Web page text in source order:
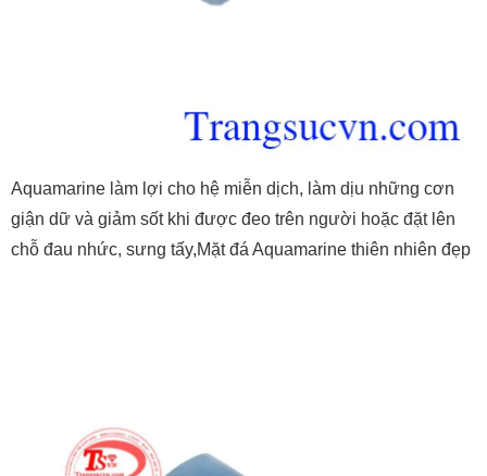
Aquamarine làm lợi cho hệ miễn dịch, làm dịu những cơn
giận dữ và giảm sốt khi được đeo trên người hoặc đặt lên
chỗ đau nhức, sưng tấy,Mặt đá Aquamarine thiên nhiên đẹp